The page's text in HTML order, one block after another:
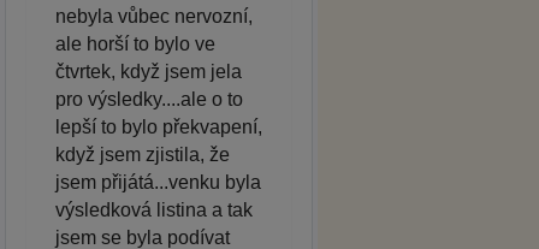
nebyla vůbec nervozní,
ale horší to bylo ve
čtvrtek, když jsem jela
pro výsledky....ale o to
lepší to bylo překvapení,
když jsem zjistila, že
jsem přijátá...venku byla
výsledková listina a tak
jsem se byla podívat